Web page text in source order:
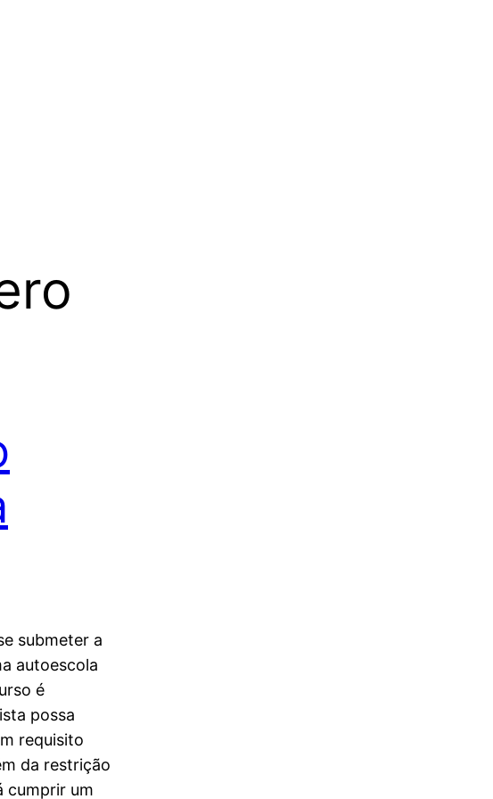
submeter a
autoescola
é
possa
requisito
da restrição
cumprir um